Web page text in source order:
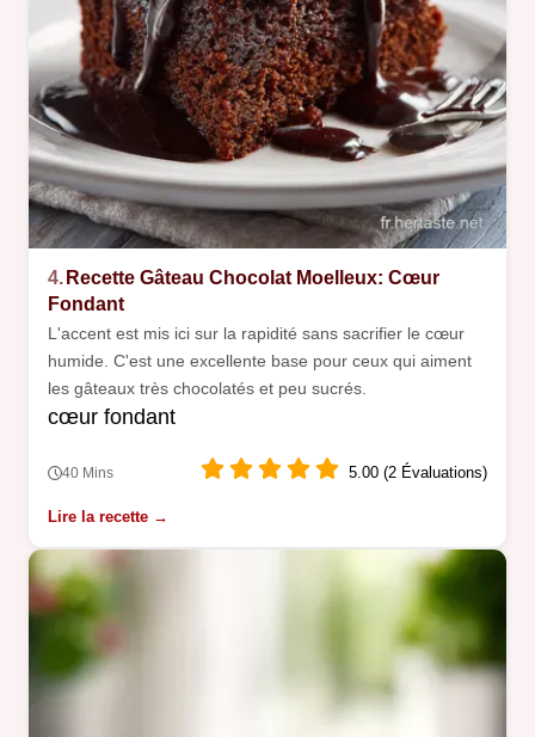
4. Recette Gâteau Chocolat Moelleux: Cœur
Fondant
L'accent est mis ici sur la rapidité sans sacrifier le cœur
humide. C'est une excellente base pour ceux qui aiment
les gâteaux très chocolatés et peu sucrés.
cœur fondant
40 Mins 5.00 (2 Évaluations)
Lire la recette →